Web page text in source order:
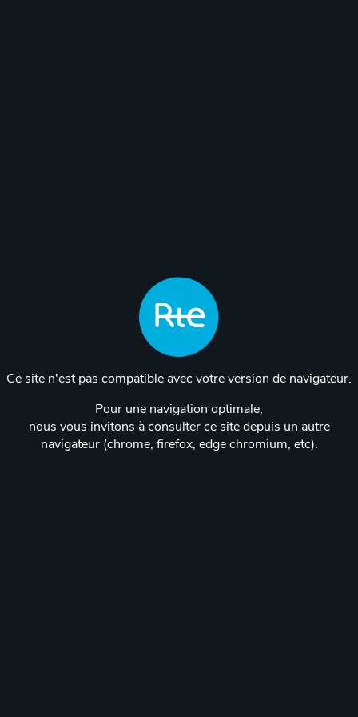
Ce site n'est pas compatible avec votre version de navigateur.
Pour une navigation optimale,
nous vous invitons à consulter ce site depuis un autre
navigateur (chrome, firefox, edge chromium, etc).